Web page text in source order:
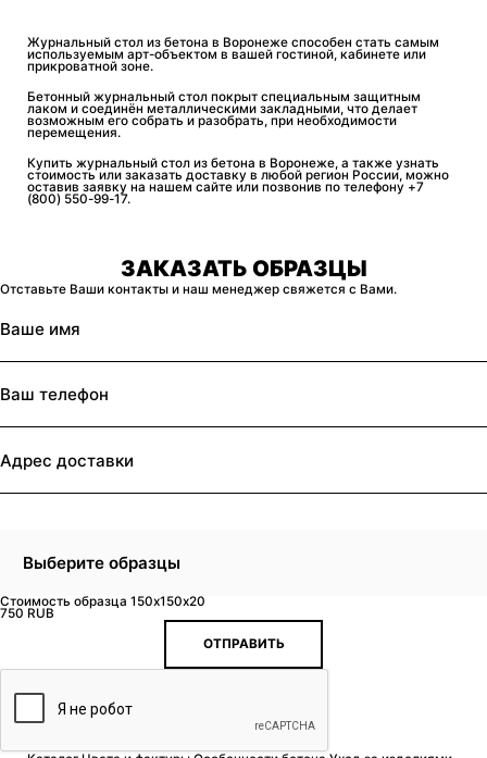
Журнальный стол из бетона в Воронеже способен стать самым
используемым арт-объектом в вашей гостиной, кабинете или
прикроватной зоне.
Бетонный журнальный стол покрыт специальным защитным
лаком и соединён металлическими закладными, что делает
возможным его собрать и разобрать, при необходимости
перемещения.
Купить журнальный стол из бетона в Воронеже, а также узнать
стоимость или заказать доставку в любой регион России, можно
оставив заявку на нашем сайте или позвонив по телефону +7
(800) 550-99-17.
ЗАКАЗАТЬ ОБРАЗЦЫ
Отставьте Ваши контакты и наш менеджер свяжется с Вами.
Выберите образцы
Стоимость образца 150x150x20
750 RUB
ОТПРАВИТЬ